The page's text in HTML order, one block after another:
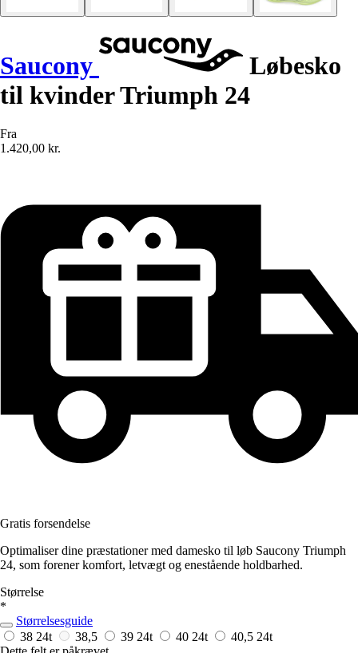
Saucony
Løbesko
til kvinder Triumph 24
Fra
1.420,00 kr.
Gratis forsendelse
Optimaliser dine præstationer med damesko til løb Saucony Triumph
24, som forener komfort, letvægt og enestående holdbarhed.
Størrelse
*
Størrelsesguide
38 24t 38,5 39 24t 40 24t 40,5 24t